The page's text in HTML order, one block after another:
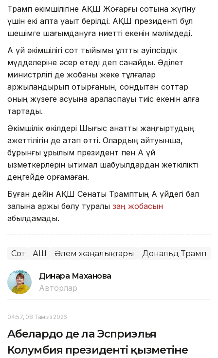
Трамп әкімшілігіне АҚШ Жоғарғы сотына жүгіну
үшін екі апта уақыт берілді. АҚШ президенті бұл
шешімге шағымдануға ниетті екенін мәлімдеді.
Ақ үй әкімшілігі сот тыйымы ұлттық қауіпсіздік
мүдделеріне әсер етеді деп санайды. Әділет
министрлігі де жобаны жеке тұлғалар
қаржыландырып отырғанын, сондықтан соттар
оның жүзеге асуына араласпауы тиіс екенін алға
тартады.
Әкімшілік өкілдері Шығыс қанатты жаңғыртудың
қажеттілігін де атап өтті. Олардың айтуынша,
бұрынғы құрылым президент пен Ақ үй
қызметкерлерін ықтимал шабуылдардан жеткілікті
деңгейде қорғамаған.
Бұған дейін АҚШ Сенаты Трамптың Ақ үйдегі бал
залына қаржы бөлу туралы заң жобасын
қабылдамады.
Сот АҚШ Әлем жаңалықтары Дональд Трамп
Динара Маханова
Авторлар
04:57, 08 Тамыз 2026
Абелардо де ла Эсприэлья
Колумбия президенті қызметіне